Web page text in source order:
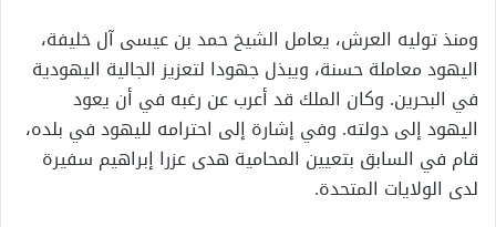
ومنذ توليه العرش، يعامل الشيخ حمد بن عيسى آل خليفة،
اليهود معاملة حسنة، ويبذل جهودا لتعزيز الجالية اليهودية
في البحرين. وكان الملك قد أعرب عن رغبه في أن يعود
اليهود إلى دولته. وفي إشارة إلى احترامه لليهود في بلده،
قام في السابق بتعيين المحامية هدى عزرا إبراهيم سفيرة
لدى الولايات المتحدة.